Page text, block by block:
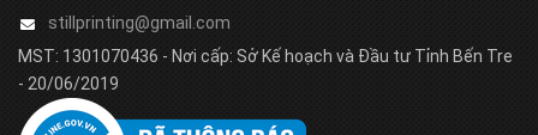
stillprinting@gmail.com
MST: 1301070436 - Nơi cấp: Sở Kế hoạch và Đầu tư Tỉnh Bến Tre
- 20/06/2019